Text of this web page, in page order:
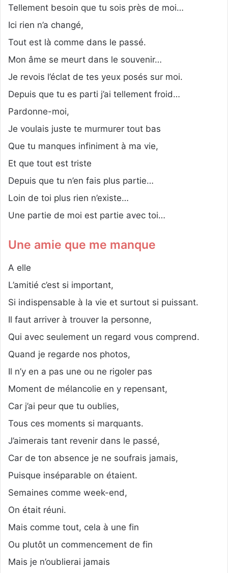
Tellement besoin que tu sois près de moi…
Ici rien n’a changé,
Tout est là comme dans le passé.
Mon âme se meurt dans le souvenir…
Je revois l’éclat de tes yeux posés sur moi.
Depuis que tu es parti j’ai tellement froid…
Pardonne-moi,
Je voulais juste te murmurer tout bas
Que tu manques infiniment à ma vie,
Et que tout est triste
Depuis que tu n’en fais plus partie…
Loin de toi plus rien n’existe…
Une partie de moi est partie avec toi…
Une amie que me manque
A elle
L’amitié c’est si important,
Si indispensable à la vie et surtout si puissant.
Il faut arriver à trouver la personne,
Qui avec seulement un regard vous comprend.
Quand je regarde nos photos,
Il n’y en a pas une ou ne rigoler pas
Moment de mélancolie en y repensant,
Car j’ai peur que tu oublies,
Tous ces moments si marquants.
J’aimerais tant revenir dans le passé,
Car de ton absence je ne soufrais jamais,
Puisque inséparable on étaient.
Semaines comme week-end,
On était réuni.
Mais comme tout, cela à une fin
Ou plutôt un commencement de fin
Mais je n’oublierai jamais